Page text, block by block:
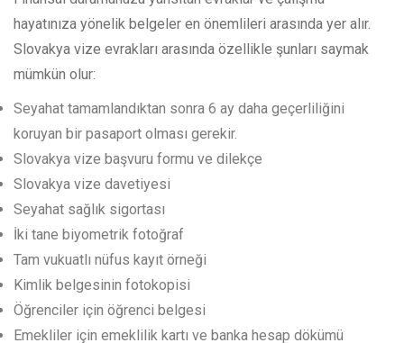
hayatınıza yönelik belgeler en önemlileri arasında yer alır.
Slovakya vize evrakları arasında özellikle şunları saymak
mümkün olur:
Seyahat tamamlandıktan sonra 6 ay daha geçerliliğini
koruyan bir pasaport olması gerekir.
Slovakya vize başvuru formu ve dilekçe
Slovakya vize davetiyesi
Seyahat sağlık sigortası
İki tane biyometrik fotoğraf
Tam vukuatlı nüfus kayıt örneği
Kimlik belgesinin fotokopisi
Öğrenciler için öğrenci belgesi
Emekliler için emeklilik kartı ve banka hesap dökümü